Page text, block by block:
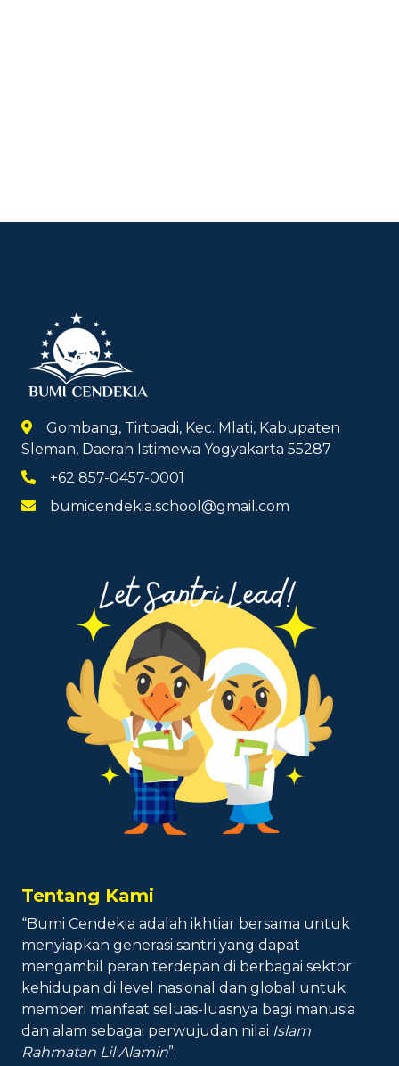
Gombang, Tirtoadi, Kec. Mlati, Kabupaten
Sleman, Daerah Istimewa Yogyakarta 55287
+62 857-0457-0001
bumicendekia.school@gmail.com
Tentang Kami
“Bumi Cendekia adalah ikhtiar bersama untuk
menyiapkan generasi santri yang dapat
mengambil peran terdepan di berbagai sektor
kehidupan di level nasional dan global untuk
memberi manfaat seluas-luasnya bagi manusia
dan alam sebagai perwujudan nilai Islam
Rahmatan Lil Alamin”.